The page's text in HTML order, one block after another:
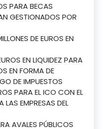
PARA BECAS
GESTIONADOS POR
DE EUROS EN
EN LIQUIDEZ PARA
EN FORMA DE
DE IMPUESTOS
PARA EL ICO CON EL
LAS EMPRESAS DEL
AVALES PÚBLICOS